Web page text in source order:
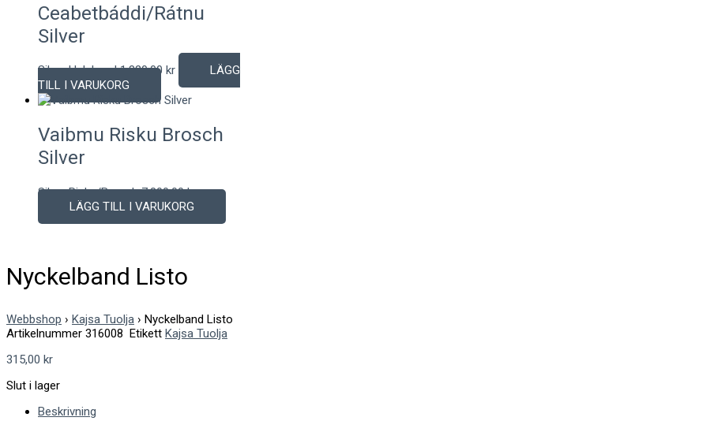
Ceabetbáddi/Rátnu
Silver
Silver Halsband1.820,00 kr
LÄGG
TILL I VARUKORG
Vaibmu Risku Brosch
Silver
Silver Risku/Brosch7.800,00kr
LÄGG TILL I VARUKORG
Nyckelband Listo
Webbshop › Kajsa Tuolja › Nyckelband Listo
Artikelnummer 316008 Etikett Kajsa Tuolja
315,00 kr
Slut i lager
Beskrivning